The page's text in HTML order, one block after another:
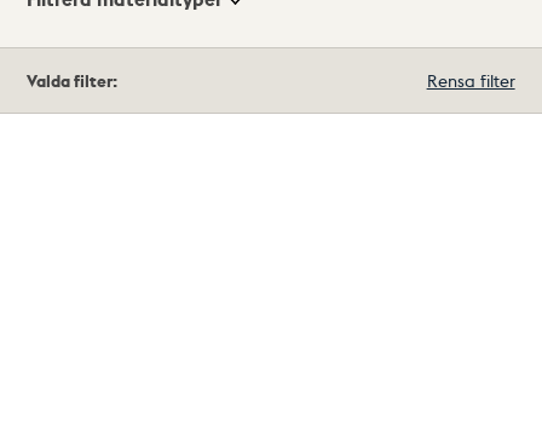
träffar
Valda filter: Rensa filter